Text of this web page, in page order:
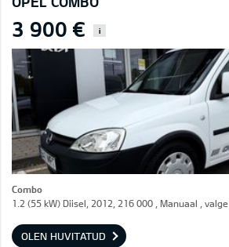
3 900 € i
Combo
1.2 (55 kW) Diisel, 2012, 216 000 , Manuaal , valge
OLEN HUVITATUD